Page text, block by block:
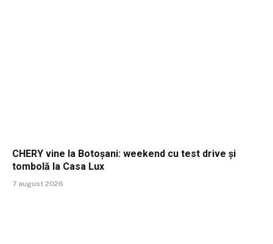
CHERY vine la Botoșani: weekend cu test drive și
tombolă la Casa Lux
7 august 2026